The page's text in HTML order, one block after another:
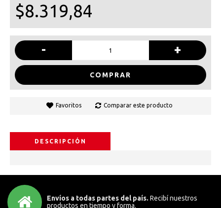
$8.319,84
- +
COMPRAR
Favoritos Comparar este producto
DESCRIPCIÓN
Envíos a todas partes del país. Recibí nuestros
productos en tiempo y forma.